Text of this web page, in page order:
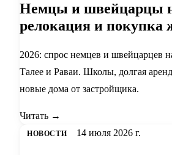
Немцы и швейцарцы
релокация и покупка
2026: спрос немцев и швейцарцев
Талее и Раваи. Школы, долгая
новые дома от застройщика.
Читать →
НОВОСТИ 14 июля 2026 г.